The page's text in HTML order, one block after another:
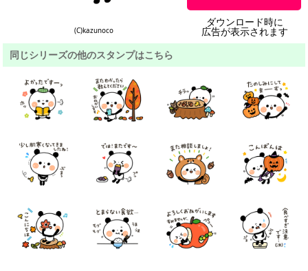
(C)kazunoco
ダウンロード時に
広告が表示されます
同じシリーズの他のスタンプはこちら